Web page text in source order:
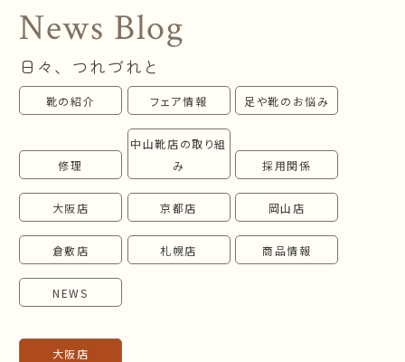
オンラインショップ
お問い合わせ
News Blog
日々、つれづれと
靴の紹介 フェア情報 足や靴のお悩み
修理
中山靴店の取り組
み
採用関係
大阪店 京都店 岡山店
倉敷店 札幌店 商品情報
NEWS
大阪店